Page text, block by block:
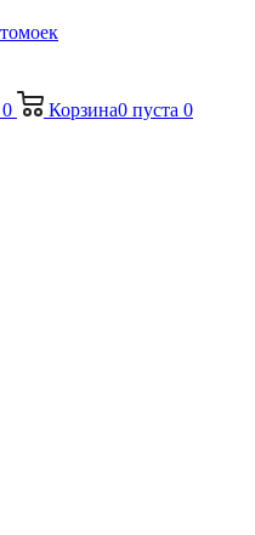
0 Корзина0 пуста 0